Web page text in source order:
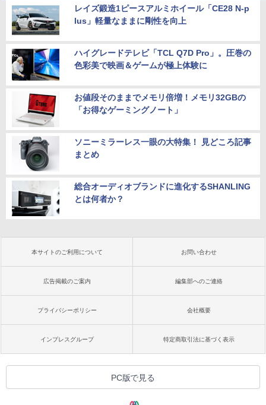
レイズ鍛造1ピースアルミホイール「CE28 N-p
lus」軽量なままに剛性を向上
ハイグレードテレビ「TCL Q7D Pro」。圧巻の
色彩美で映画＆ゲームが極上体験に
お値段そのままでメモリ倍増！メモリ32GBの
「お得なゲーミングノート」
ソニーミラーレス一眼の大特集！ 見どころ記事
まとめ
総合オーディオブランドに進化するSHANLING
とは何者か？
本サイトのご利用について お問い合わせ
広告掲載のご案内 編集部へのご連絡
プライバシーポリシー 会社概要
インプレスグループ 特定商取引法に基づく表示
PC版で見る